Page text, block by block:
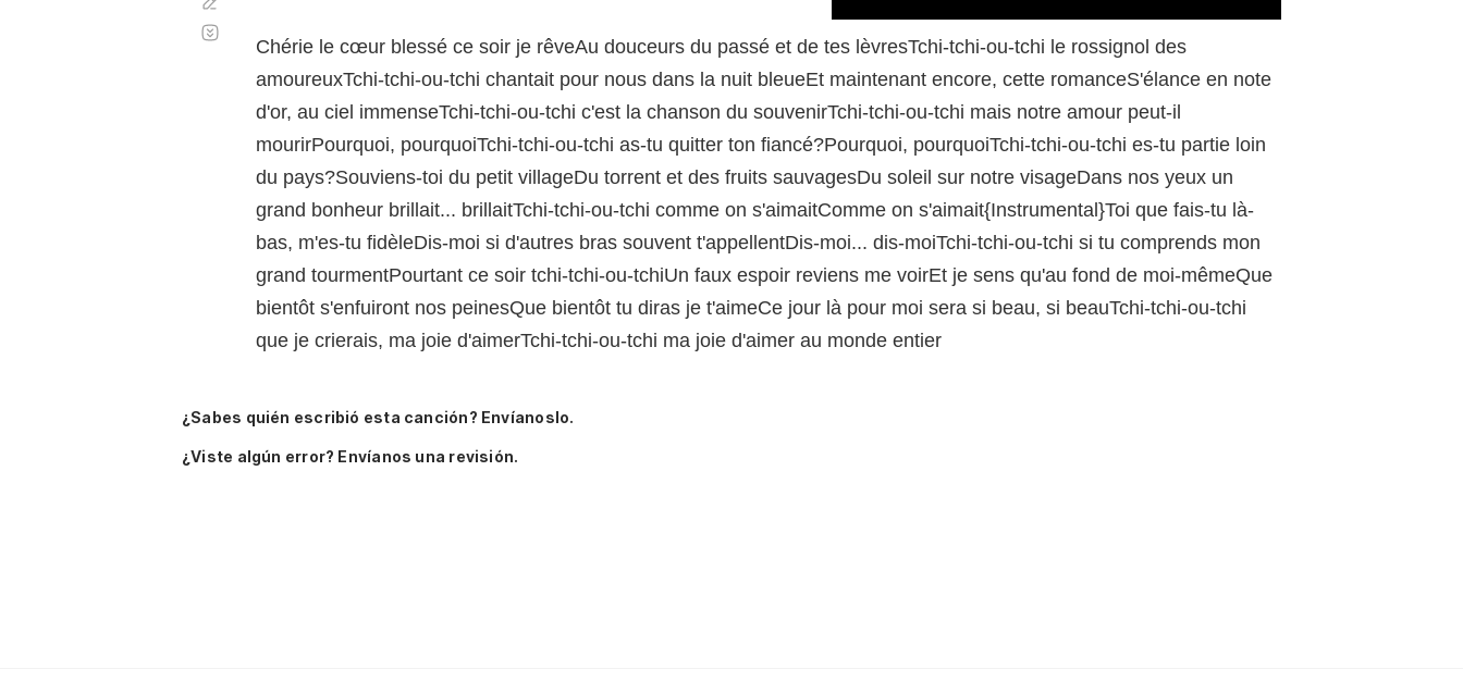
Chérie le cœur blessé ce soir je rêveAu douceurs du passé et de tes lèvresTchi-tchi-ou-tchi le rossignol des
amoureuxTchi-tchi-ou-tchi chantait pour nous dans la nuit bleueEt maintenant encore, cette romanceS'élance en note
d'or, au ciel immenseTchi-tchi-ou-tchi c'est la chanson du souvenirTchi-tchi-ou-tchi mais notre amour peut-il
mourirPourquoi, pourquoiTchi-tchi-ou-tchi as-tu quitter ton fiancé?Pourquoi, pourquoiTchi-tchi-ou-tchi es-tu partie loin
du pays?Souviens-toi du petit villageDu torrent et des fruits sauvagesDu soleil sur notre visageDans nos yeux un
grand bonheur brillait... brillaitTchi-tchi-ou-tchi comme on s'aimaitComme on s'aimait{Instrumental}Toi que fais-tu là-
bas, m'es-tu fidèleDis-moi si d'autres bras souvent t'appellentDis-moi... dis-moiTchi-tchi-ou-tchi si tu comprends mon
grand tourmentPourtant ce soir tchi-tchi-ou-tchiUn faux espoir reviens me voirEt je sens qu'au fond de moi-mêmeQue
bientôt s'enfuiront nos peinesQue bientôt tu diras je t'aimeCe jour là pour moi sera si beau, si beauTchi-tchi-ou-tchi
que je crierais, ma joie d'aimerTchi-tchi-ou-tchi ma joie d'aimer au monde entier
automático
¿Sabes quién escribió esta canción? Envíanoslo.
¿Viste algún error? Envíanos una revisión.